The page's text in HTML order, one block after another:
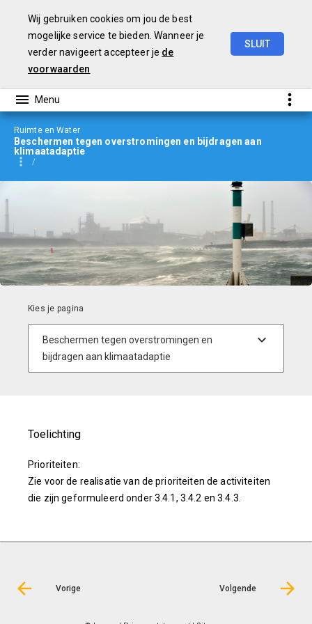
Wij gebruiken cookies om jou de best
mogelijke service te bieden. Wanneer je
verder navigeert accepteer je de
voorwaarden
SLUIT
Ruimte en Water
Beschermen tegen overstromingen en bijdragen aan
klimaatadaptie
Toelichting
Prioriteiten:
Zie voor de realisatie van de prioriteiten de activiteiten
die zijn geformuleerd onder 3.4.1, 3.4.2 en 3.4.3.
Vorige Volgende